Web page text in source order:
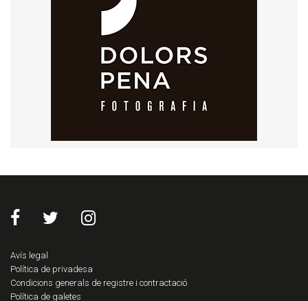
Avís legal
Política de privadesa
Condicions generals de registre i contractació
Política de galetes